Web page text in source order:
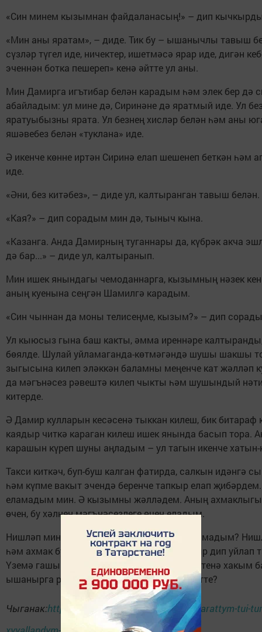
«Син минем кызымнан файдаланасың!» – дип
«Мин аны яратам», – диде. Тик бу – ышанычлы тавыш
сүзләр түгел иде, ничектер, ишетмәсә ярар иде, дигән
эченнән ботка пешереп» кенә әйтте ул аны.
Мин Дамирга игътибар белән карадым һәм элек бер дә
абайладым: ул мине дә, Сиринәне дә яратмый иде. Ул
яратуыбызны ярата. Ул безнең хисләр белән һәм аны
яшәвебез белән «туклана» иде.
Ә икенче көнне иртән Сиринә елап шешенеп беткән һәм
иде.
«Әни, без китәбез», – диде ул, калтыранган тавыш белән.
«Кая?» – дип сорадым мин дә, тыныч кына.
«Казанга. Анда Дамирның туганнары да, күбрәк акча
дә бар...» – диде ул, калтыранып.
Мин ишек янындагы чемоданнарга, кызымның нәзек
аның куенына сеңгән Шамилгә карадым.
«Син чыннан да моны телисеңме, кызым?» – дип
Ул кыюсыз гына баш какты, әмма иреннәре
бөялде. Шулай уйламаганда-көтмәгәндә шушы шакшы
зыгысына килеп эләккән баламны меңенче кат
да мәгънәсез рәвештә килеп чыкты һәм шушындый
китерде.
Ә Дамир кулларын кесәсенә тыккан килеш, бик битараф
каядыр читкә караган килеш ишек янында басып тора.
карашын күреп шуны аңладым – ул тагын икенче хатын-
Такси киткәч, буп-буш калган фатирда, салкын идәнгә
һәм күпме вакыт эчендә беренче тапкыр елап
еламадым мин. Ә кызымны жәлләдем. Аның
өчен, бу хәлнең мәгънәсезлеге өчен еладым.
Нишләп мин бу хәлләрне алдан чамалый алмадым?
һәм ахмак булдым, мондый борылыш булыр дип уйлап
Үземә гашыйк булырга һәм хатын-кыз бәхетенә хакым
ышанырга рөхсәт иттем. Ә ахыры ничек бетте?
Чыганак:https://intertat.tatar/news/any-bik-yarattym-tui-